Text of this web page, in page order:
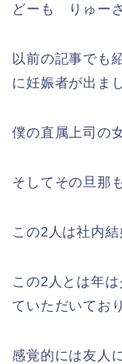
どーも りゅー
以前の記事でも
に妊娠者が出ま
僕の直属上司の
そしてその旦那
この2人は社内
この2人とは年
ていただいてお
感覚的には友人